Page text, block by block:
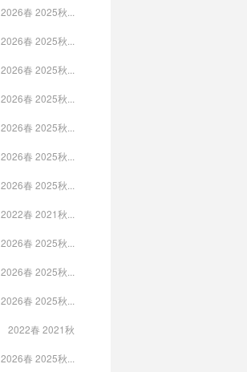
2026春 2025秋...
2026春 2025秋...
2026春 2025秋...
2026春 2025秋...
2026春 2025秋...
2026春 2025秋...
2026春 2025秋...
2022春 2021秋...
2026春 2025秋...
2026春 2025秋...
2026春 2025秋...
2022春 2021秋
2026春 2025秋...